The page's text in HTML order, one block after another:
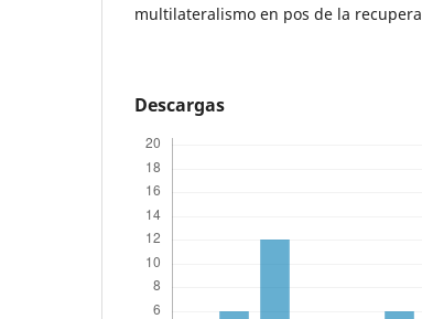
multilateralismo en pos de la
Descargas